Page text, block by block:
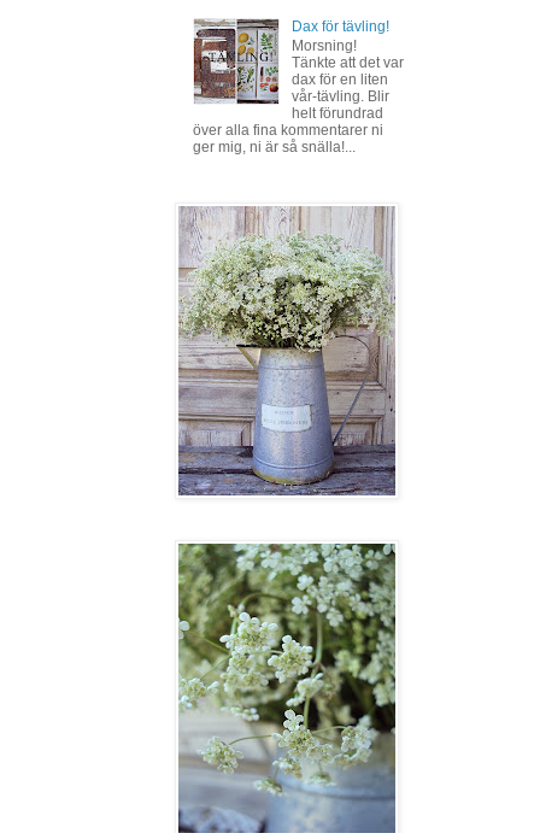
Dax för tävling!
Morsning!
Tänkte att det var
dax för en liten
vår-tävling. Blir
helt förundrad
över alla fina kommentarer ni
ger mig, ni är så snälla!...